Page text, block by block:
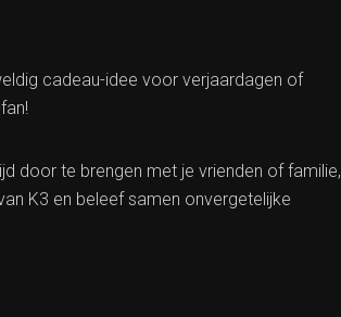
cadeau-idee voor verjaardagen of
door te brengen met je vrienden of familie,
K3 en beleef samen onvergetelijke